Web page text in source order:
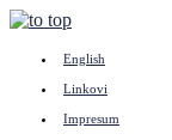
English
Linkovi
Impresum